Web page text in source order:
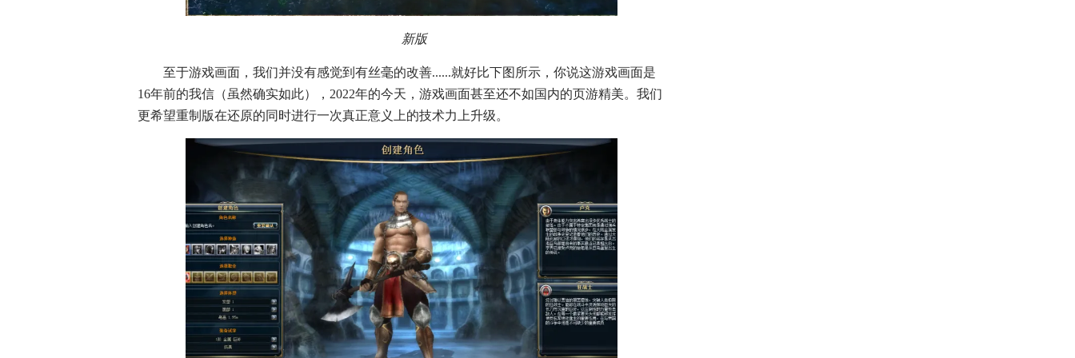
新版
至于游戏画面，我们并没有感觉到有丝毫的改善......就好比下图所示，你说这游戏画面是
16年前的我信（虽然确实如此），2022年的今天，游戏画面甚至还不如国内的页游精美。我们
更希望重制版在还原的同时进行一次真正意义上的技术力上升级。